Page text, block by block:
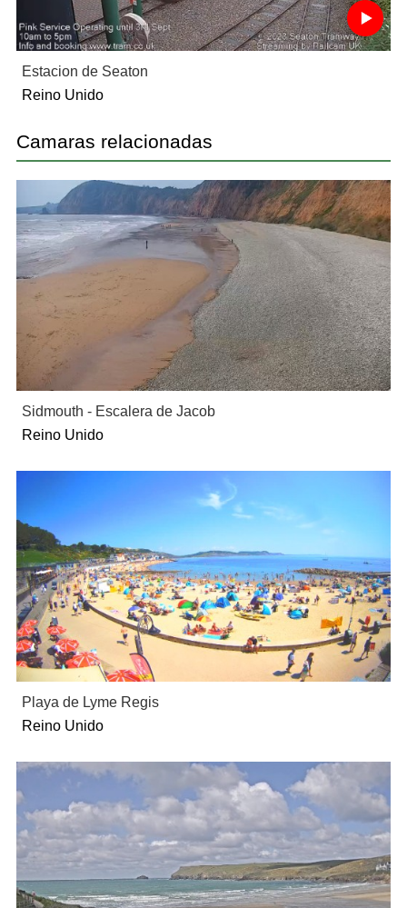
Estacion de Seaton
Reino Unido
Camaras relacionadas
Sidmouth - Escalera de Jacob
Reino Unido
Playa de Lyme Regis
Reino Unido